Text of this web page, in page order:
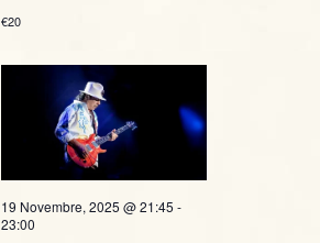
€20
19 Novembre, 2025 @ 21:45 -
23:00